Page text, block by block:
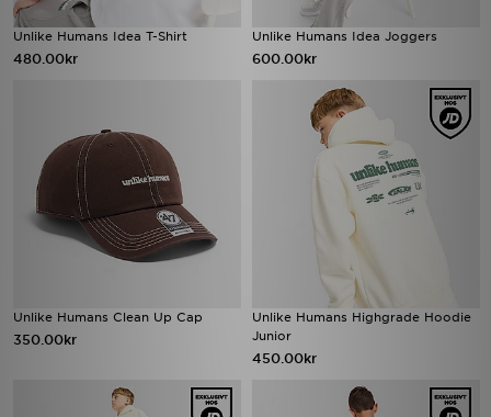
Unlike Humans Idea T-Shirt
480.00kr
Unlike Humans Idea Joggers
600.00kr
Unlike Humans Clean Up Cap
350.00kr
Unlike Humans Highgrade Hoodie
Junior
450.00kr